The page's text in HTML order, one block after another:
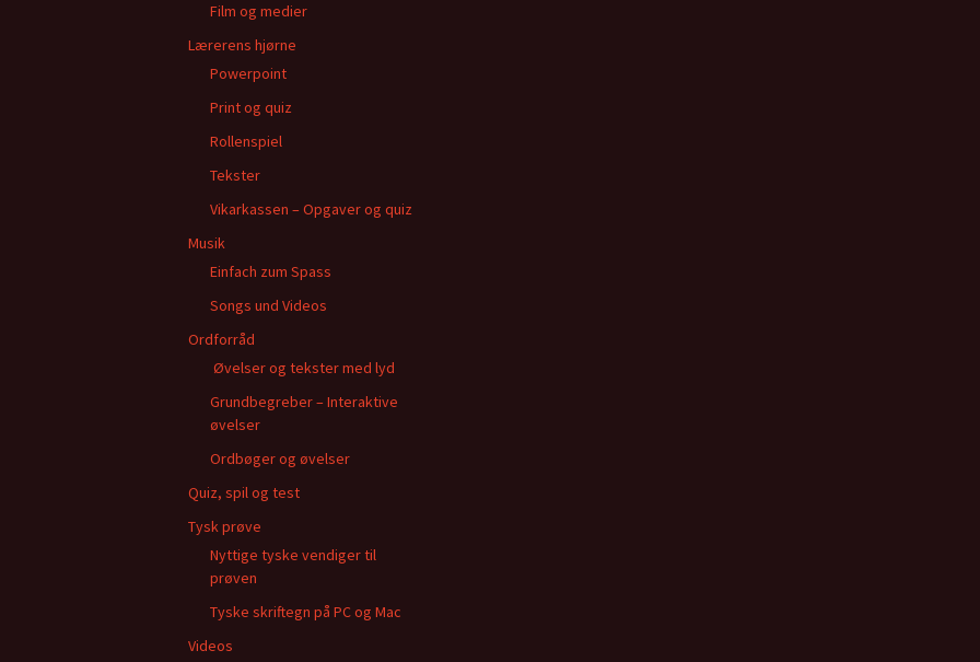
Film og medier
Lærerens hjørne
Powerpoint
Print og quiz
Rollenspiel
Tekster
Vikarkassen – Opgaver og quiz
Musik
Einfach zum Spass
Songs und Videos
Ordforråd
Øvelser og tekster med lyd
Grundbegreber – Interaktive
øvelser
Ordbøger og øvelser
Quiz, spil og test
Tysk prøve
Nyttige tyske vendiger til
prøven
Tyske skriftegn på PC og Mac
Videos